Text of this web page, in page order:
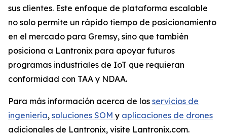
sus clientes. Este enfoque de plataforma escalable
no solo permite un rápido tiempo de posicionamiento
en el mercado para Gremsy, sino que también
posiciona a Lantronix para apoyar futuros
programas industriales de IoT que requieran
conformidad con TAA y NDAA.
Para más información acerca de los servicios de
ingeniería, soluciones SOM y aplicaciones de drones
adicionales de Lantronix, visite Lantronix.com.